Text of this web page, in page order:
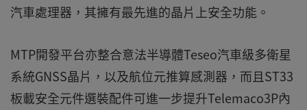
汽車處理器，其擁有最先進的晶片上安全功能。
MTP開發平台亦整合意法半導體Teseo汽車級多衛星
系統GNSS晶片，以及航位元推算感測器，而且ST33
板載安全元件選裝配件可進一步提升Telemaco3P內